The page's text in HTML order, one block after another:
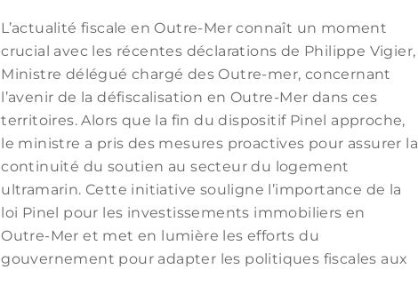
L’actualité fiscale en Outre-Mer connaît un moment
crucial avec les récentes déclarations de Philippe Vigier,
Ministre délégué chargé des Outre-mer, concernant
l’avenir de la défiscalisation en Outre-Mer dans ces
territoires. Alors que la fin du dispositif Pinel approche,
le ministre a pris des mesures proactives pour assurer la
continuité du soutien au secteur du logement
ultramarin. Cette initiative souligne l’importance de la
loi Pinel pour les investissements immobiliers en
Outre-Mer et met en lumière les efforts du
gouvernement pour adapter les politiques fiscales aux